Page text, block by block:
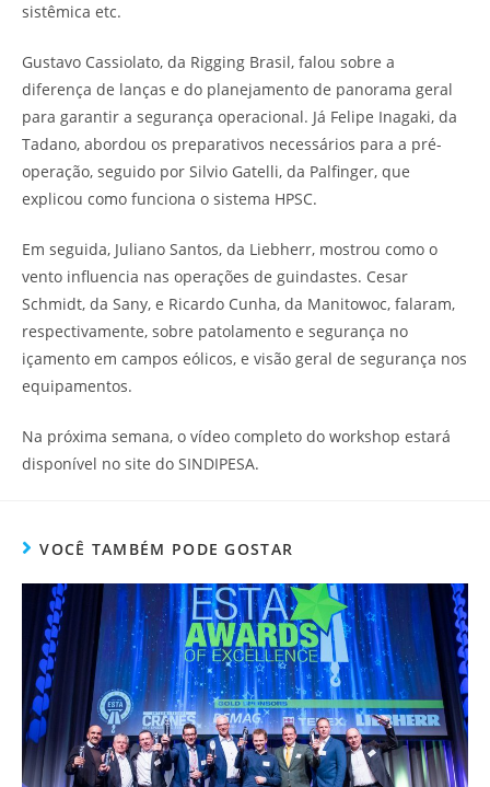
sistêmica etc.
Gustavo Cassiolato, da Rigging Brasil, falou sobre a
diferença de lanças e do planejamento de panorama geral
para garantir a segurança operacional. Já Felipe Inagaki, da
Tadano, abordou os preparativos necessários para a pré-
operação, seguido por Silvio Gatelli, da Palfinger, que
explicou como funciona o sistema HPSC.
Em seguida, Juliano Santos, da Liebherr, mostrou como o
vento influencia nas operações de guindastes. Cesar
Schmidt, da Sany, e Ricardo Cunha, da Manitowoc, falaram,
respectivamente, sobre patolamento e segurança no
içamento em campos eólicos, e visão geral de segurança nos
equipamentos.
Na próxima semana, o vídeo completo do workshop estará
disponível no site do SINDIPESA.
VOCÊ TAMBÉM PODE GOSTAR